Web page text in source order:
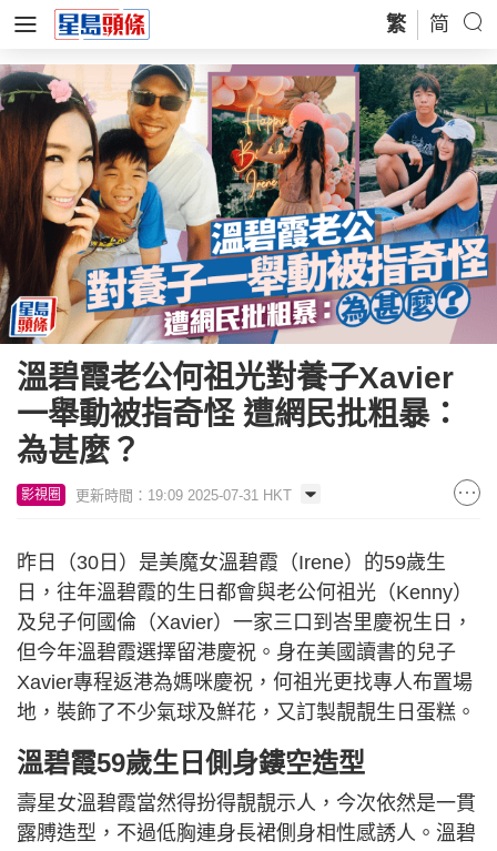
繁 简
溫碧霞老公何祖光對養子Xavier
一舉動被指奇怪 遭網民批粗暴：
為甚麼？
影視圈 更新時間：19:09 2025-07-31 HKT
昨日（30日）是美魔女溫碧霞（Irene）的59歲生
日，往年溫碧霞的生日都會與老公何祖光（Kenny）
及兒子何國倫（Xavier）一家三口到峇里慶祝生日，
但今年溫碧霞選擇留港慶祝。身在美國讀書的兒子
Xavier專程返港為媽咪慶祝，何祖光更找專人布置場
地，裝飾了不少氣球及鮮花，又訂製靚靚生日蛋糕。
溫碧霞59歲生日側身鏤空造型
壽星女溫碧霞當然得扮得靚靚示人，今次依然是一貫
露膊造型，不過低胸連身長裙側身相性感誘人。溫碧